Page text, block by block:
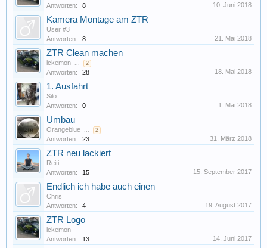
Antworten:
8 10. Juni 2018
Kamera Montage am ZTR
User #3
Antworten:
8 21. Mai 2018
ZTR Clean machen
ickemon ... 2
Antworten: 28 18. Mai 2018
1. Ausfahrt
Silo
Antworten:
0 1. Mai 2018
Umbau
Orangeblue ... 2
Antworten: 23 31. März 2018
ZTR neu lackiert
Reiti
Antworten:
15 15. September 2017
Endlich ich habe auch einen
Chris
Antworten:
4 19. August 2017
ZTR Logo
ickemon
Antworten:
13 14. Juni 2017